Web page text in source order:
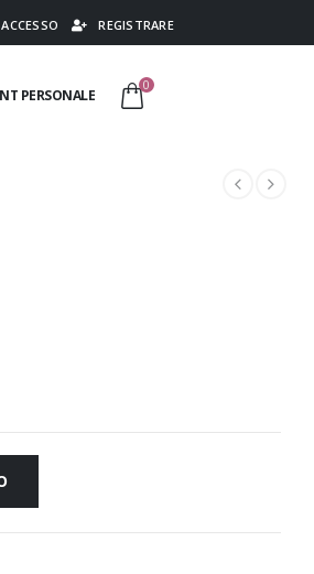
ACCESSO REGISTRARE
PERSONALE
0